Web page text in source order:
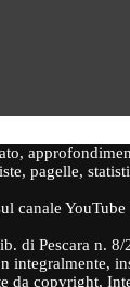
pagelle,
di Pescara n.
da copyright,